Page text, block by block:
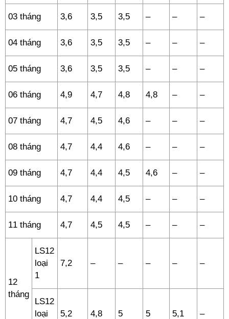
03 tháng 3,6 3,5 3,5 – – –
04 tháng 3,6 3,5 3,5 – – –
05 tháng 3,6 3,5 3,5 – – –
06 tháng 4,9 4,7 4,8 4,8 – –
07 tháng 4,7 4,5 4,6 – – –
08 tháng 4,7 4,4 4,6 – – –
09 tháng 4,7 4,4 4,5 4,6 – –
10 tháng 4,7 4,4 4,5 – – –
11 tháng 4,7 4,5 4,5 – – –
12
tháng
LS12
loại
1
7,2 – – – – –
LS12
loại
5,2 4,8 5 5 5,1 –